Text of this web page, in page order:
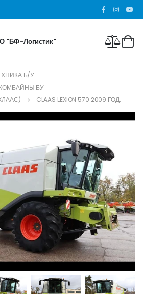
"БФ-Логистик"
Б/У
БУ
CLAAS LEXION 570 2009 ГОД.